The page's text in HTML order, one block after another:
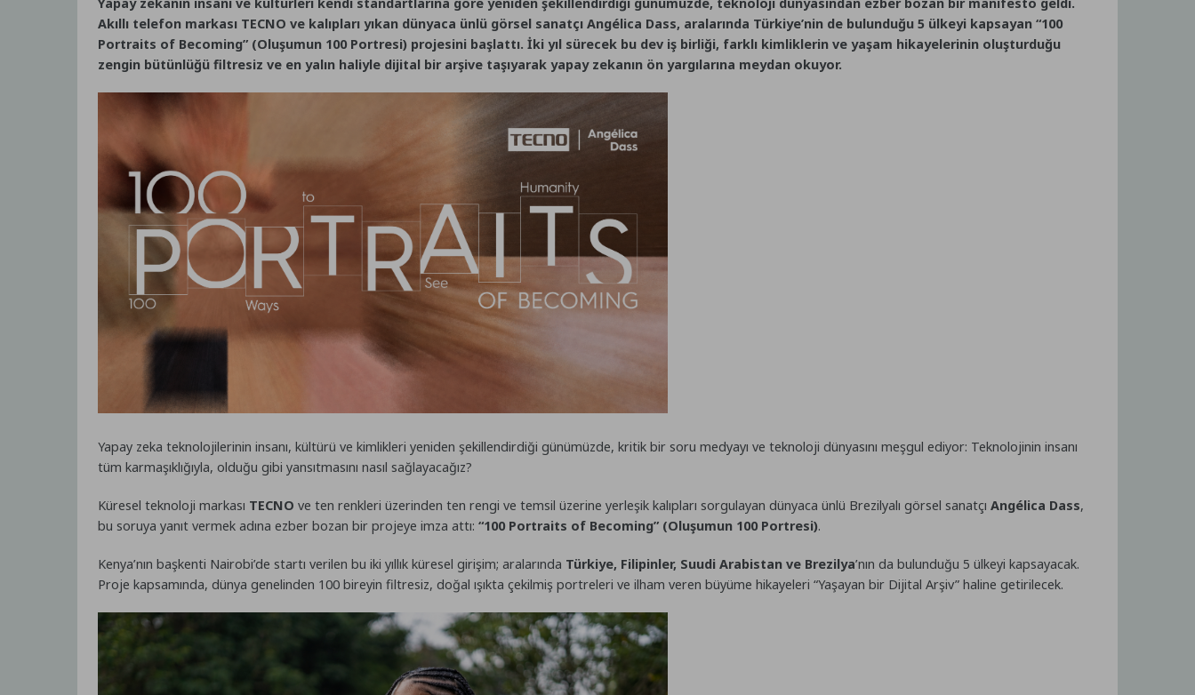
Akıllı telefon markası TECNO ve kalıpları yıkan dünyaca ünlü görsel sanatçı Angélica Dass, aralarında Türkiye’nin de bulunduğu 5 ülkeyi kapsayan “100
Portraits of Becoming” (Oluşumun 100 Portresi) projesini başlattı. İki yıl sürecek bu dev iş birliği, farklı kimliklerin ve yaşam hikayelerinin oluşturduğu
zengin bütünlüğü filtresiz ve en yalın haliyle dijital bir arşive taşıyarak yapay zekanın ön yargılarına meydan okuyor.
Yapay zeka teknolojilerinin insanı, kültürü ve kimlikleri yeniden şekillendirdiği günümüzde, kritik bir soru medyayı ve teknoloji dünyasını meşgul ediyor: Teknolojinin insanı
tüm karmaşıklığıyla, olduğu gibi yansıtmasını nasıl sağlayacağız?
Küresel teknoloji markası TECNO ve ten renkleri üzerinden ten rengi ve temsil üzerine yerleşik kalıpları sorgulayan dünyaca ünlü Brezilyalı görsel sanatçıAngélica Dass,
bu soruya yanıt vermek adına ezber bozan bir projeye imza attı:“100 Portraits of Becoming” (Oluşumun 100 Portresi).
Kenya’nın başkenti Nairobi’de startı verilen bu iki yıllık küresel girişim; aralarında Türkiye, Filipinler, Suudi Arabistan ve Brezilya’nın da bulunduğu 5 ülkeyi kapsayacak.
Proje kapsamında, dünya genelinden 100 bireyin filtresiz, doğal ışıkta çekilmiş portreleri ve ilham veren büyüme hikayeleri “Yaşayan bir Dijital Arşiv” haline getirilecek.